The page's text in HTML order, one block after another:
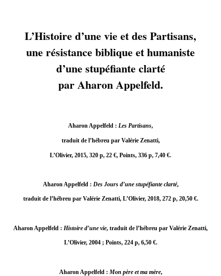
L’Histoire d’une vie et des Partisans,
une résistance biblique et humaniste
d’une stupéfiante clarté
par Aharon Appelfeld.
Aharon Appelfeld : Les Partisans,
traduit de l’hébreu par Valérie Zenatti,
L’Olivier, 2015, 320 p, 22 €, Points, 336 p, 7,40 €.
Aharon Appelfeld : Des Jours d’une stupéfiante clarté,
traduit de l’hébreu par Valérie Zenatti, L’Olivier, 2018, 272 p, 20,50 €.
Aharon Appelfeld : Histoire d’une vie, traduit de l’hébreu par Valérie Zenatti,
L’Olivier, 2004 ; Points, 224 p, 6,50 €.
Aharon Appelfeld : Mon père et ma mère,